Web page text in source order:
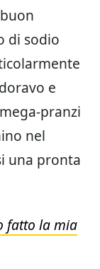
di sodio
e
pranzi
nel
una pronta
fatto la mia